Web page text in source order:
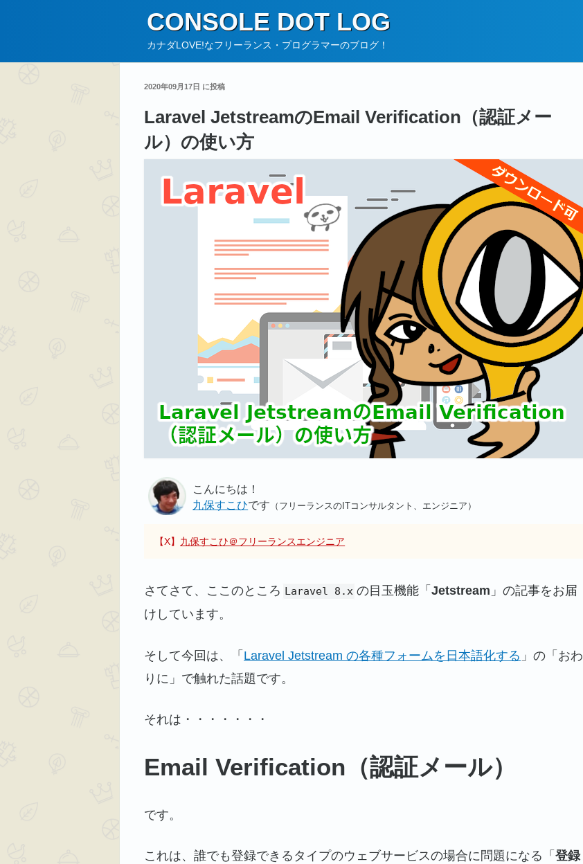
ン
CONSOLE DOT LOG
カナダLOVE!なフリーランス・プログラマーのブログ！
2020年09月17日 に投稿
Laravel JetstreamのEmail Verification（認証メー
ル）の使い方
こんにちは！
九保すこひです （フリーランスのITコンサルタント、エンジニア）
【X】 九保すこひ＠フリーランスエンジニア
さてさて、ここのところ Laravel 8.x の目玉機能「Jetstream 」の記事をお届
けしています。
そして今回は、「 Laravel Jetstream の各種フォームを日本語化する 」の「おわ
りに」で触れた話題です。
それは・・・・・・・
Email Verification（認証メール）
です。
これは、誰でも登録できるタイプのウェブサービスの場合に問題になる「登録